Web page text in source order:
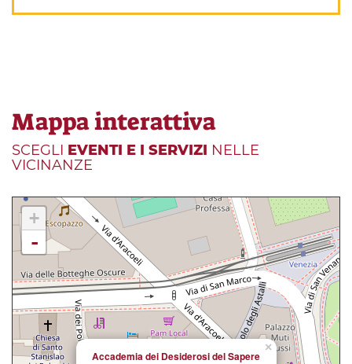
Mappa interattiva
SCEGLI EVENTI E I SERVIZI NELLE
VICINANZE
×
Accademia dei Desiderosi del Sapere
+
-